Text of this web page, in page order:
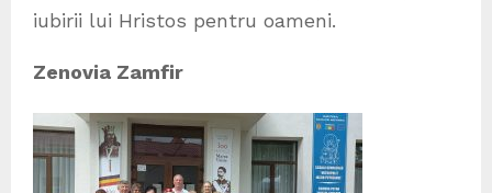
iubirii lui Hristos pentru oameni.
Zenovia Zamfir